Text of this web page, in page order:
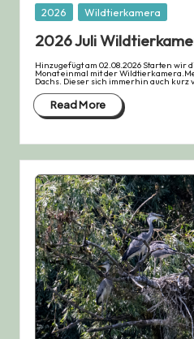
Posted
in2026 Wildtierkamera
2026 Juli
Hinzugefügt am 02.08.2026 Starten wir
Monat einmal mit der
Dachs. Dieser sich immerhin auch kurz
Read More